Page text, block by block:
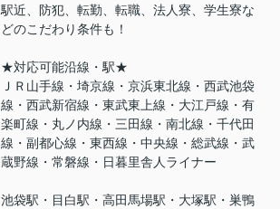
駅近、防犯、転勤、転職、法人寮、学生寮な
どのこだわり条件も！
★対応可能沿線・駅★
ＪＲ山手線・埼京線・京浜東北線・西武池袋
線・西武新宿線・東武東上線・大江戸線・有
楽町線・丸ノ内線・三田線・南北線・千代田
線・副都心線・東西線・中央線・総武線・武
蔵野線・常磐線・日暮里舎人ライナー
池袋駅・目白駅・高田馬場駅・大塚駅・巣鴨